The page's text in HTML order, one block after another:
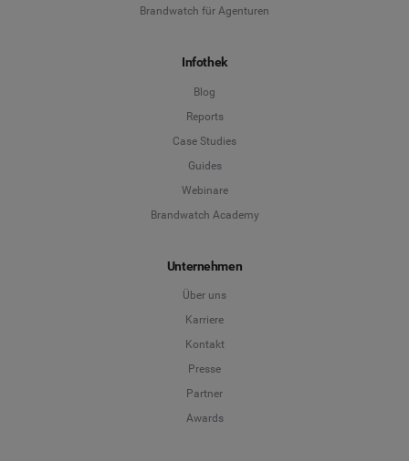
Brandwatch für Agenturen
Infothek
Blog
Reports
Case Studies
Guides
Webinare
Brandwatch Academy
Unternehmen
Über uns
Karriere
Kontakt
Presse
Partner
Awards